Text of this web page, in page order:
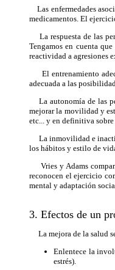
Las enfermedades
medicamentos. El
La respuesta de las
Tengamos en cuenta
reactividad a agresiones
El entrenamiento
adecuada a las
La autonomía de las
mejorar la movilidad y
etc... y en definitiva
La inmovilidad e
los hábitos y estilo de
Vries y Adams
reconocen el ejercicio
mental y adaptación
3. Efectos de un
La mejora de la salud
Enlentece la
estrés).